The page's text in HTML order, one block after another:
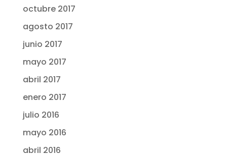
octubre 2017
agosto 2017
junio 2017
mayo 2017
abril 2017
enero 2017
julio 2016
mayo 2016
abril 2016